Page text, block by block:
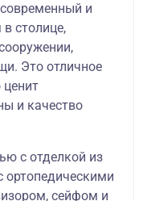
и
столице,
Это отличное
ценит
и качество
с отделкой из
сейфом и